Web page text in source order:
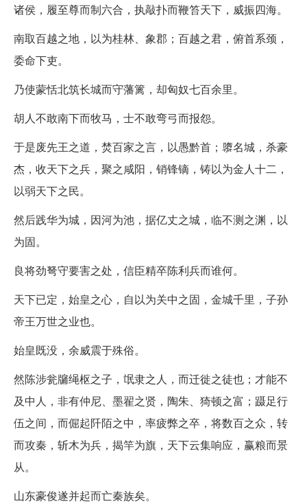
诸侯，履至尊而制六合，执敲扑而鞭笞天下，威振四海。
南取百越之地，以为桂林、象郡；百越之君，俯首系颈，
委命下吏。
乃使蒙恬北筑长城而守藩篱，却匈奴七百余里。
胡人不敢南下而牧马，士不敢弯弓而报怨。
于是废先王之道，焚百家之言，以愚黔首；隳名城，杀豪
杰，收天下之兵，聚之咸阳，销锋镝，铸以为金人十二，
以弱天下之民。
然后践华为城，因河为池，据亿丈之城，临不测之渊，以
为固。
良将劲弩守要害之处，信臣精卒陈利兵而谁何。
天下已定，始皇之心，自以为关中之固，金城千里，子孙
帝王万世之业也。
始皇既没，余威震于殊俗。
然陈涉瓮牖绳枢之子，氓隶之人，而迁徙之徒也；才能不
及中人，非有仲尼、墨翟之贤，陶朱、猗顿之富；蹑足行
伍之间，而倔起阡陌之中，率疲弊之卒，将数百之众，转
而攻秦，斩木为兵，揭竿为旗，天下云集响应，赢粮而景
从。
山东豪俊遂并起而亡秦族矣。